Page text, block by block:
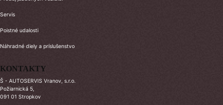
Servis
Poistné udalosti
Náhradné diely a príslušenstvo
KONTAKTY
Š - AUTOSERVIS Vranov, s.r.o.
Požiarnická 5,
091 01 Stropkov